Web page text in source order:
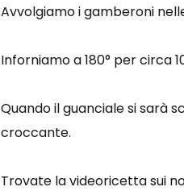
Avvolgiamo i gamberoni
Inforniamo a 180° per circa
Quando il guanciale si sarà
croccante.
Trovate la videoricetta sui